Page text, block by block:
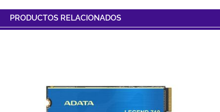
PRODUCTOS RELACIONADOS